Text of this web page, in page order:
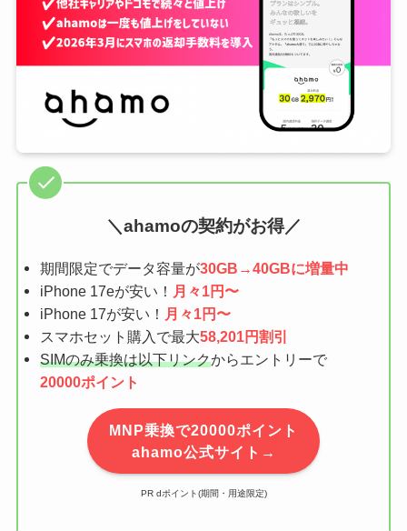
＼ahamoの契約がお得／
期間限定でデータ容量が30GB→40GBに増量中
iPhone 17eが安い！ 月々1円〜
iPhone 17が安い！ 月々1円〜
スマホセット購入で最大58,201円割引
SIMのみ乗換は以下リンクからエントリーで
20000ポイント
MNP乗換で20000ポイント
ahamo公式サイト→
PR dポイント(期間・用途限定)